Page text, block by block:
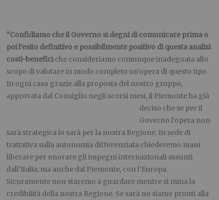
“Confidiamo che il Governo si degni di comunicare prima o
poi l’esito definitivo e possibilmente positivo di questa analisi
costi-beneficiche consideriamo comunque inadeguata allo
scopo di valutare in modo completo un’opera di questo tipo.
In ogni caso grazie alla proposta del nostro gruppo,
approvata dal Consiglio negli scorsi mesi, il Piemonte ha già
deciso che se per il
Governo l’opera non
sarà strategica lo sarà per la nostra Regione. In sede di
trattativa sulla autonomia differenziata chiederemo mani
liberare per onorare gli impegni internazionali assunti
dall’Italia, ma anche dal Piemonte, con l’Europa.
Sicuramente non staremo a guardare mentre si mina la
credibilità della nostra Regione. Se sarà no siamo pronti alla